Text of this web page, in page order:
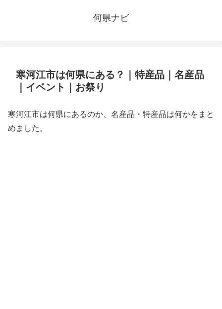
何県ナビ
寒河江市は何県にある？｜特産品｜名産品
｜イベント｜お祭り
寒河江市は何県にあるのか、名産品・特産品は何かをまと
めました。